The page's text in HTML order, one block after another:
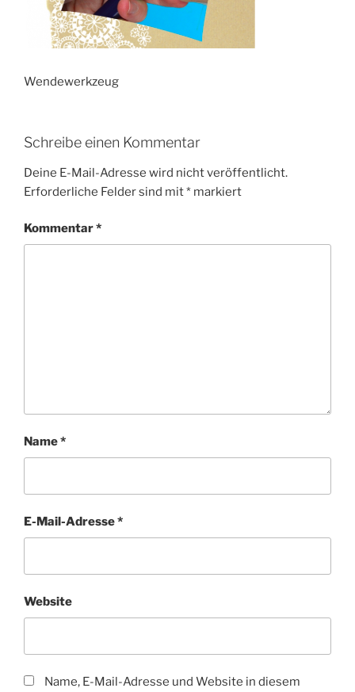
Wen­de­werk­zeug
Schreibe einen Kommentar
Deine E-Mail-Adresse wird nicht veröffentlicht.
Erforderliche Felder sind mit* markiert
Kommentar*
Name*
E-Mail-Adresse*
Website
Name, E-Mail-Adresse und Website in diesem